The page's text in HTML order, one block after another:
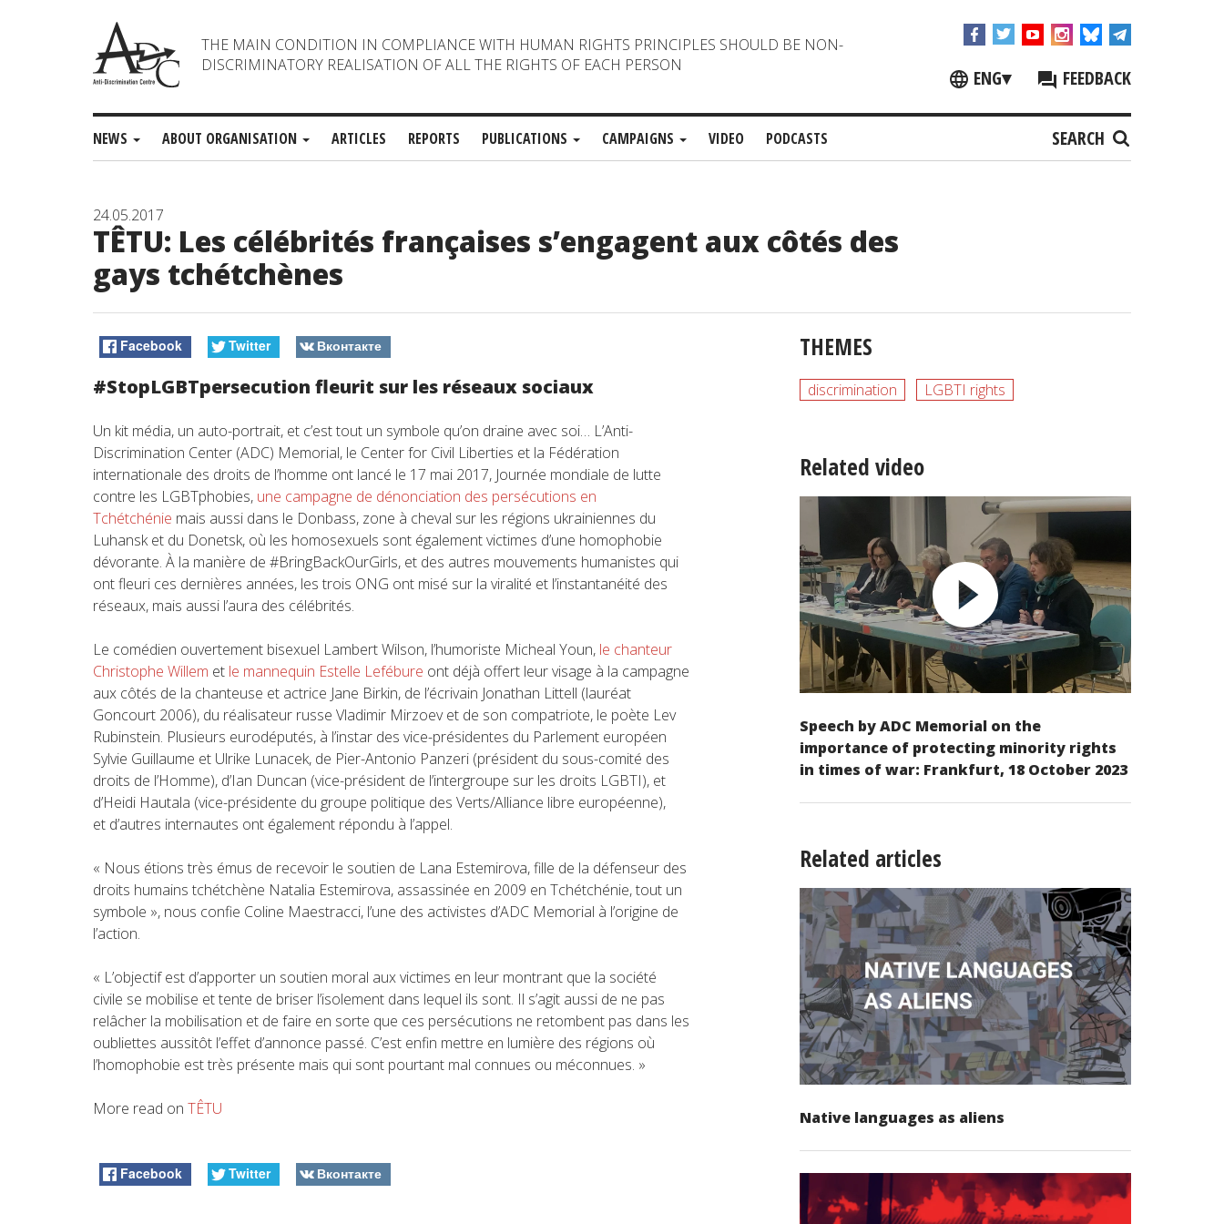
THE MAIN CONDITION IN COMPLIANCE WITH HUMAN RIGHTS PRINCIPLES SHOULD BE NON-
DISCRIMINATORY REALISATION OF ALL THE RIGHTS OF EACH PERSON
ENG▾ FEEDBACK
NEWS ABOUT ORGANISATION ARTICLES REPORTS PUBLICATIONS CAMPAIGNS VIDEO PODCASTS SEARCH
24.05.2017
TÊTU: Les célébrités françaises s’engagent aux côtés des
gays tchétchènes
Facebook Twitter Вконтакте
#StopLGBTpersecution fleurit sur les réseaux sociaux
Un kit média, un auto-portrait, et c’est tout un symbole qu’on draine avec soi… L’Anti-
Discrimination Center (ADC) Memorial, le Center for Civil Liberties et la Fédération
internationale des droits de l’homme ont lancé le 17 mai 2017, Journée mondiale de lutte
contre les LGBTphobies, une campagne de dénonciation des persécutions en
Tchétchénie mais aussi dans le Donbass, zone à cheval sur les régions ukrainiennes du
Luhansk et du Donetsk, où les homosexuels sont également victimes d’une homophobie
dévorante. À la manière de #BringBackOurGirls, et des autres mouvements humanistes qui
ont fleuri ces dernières années, les trois ONG ont misé sur la viralité et l’instantanéité des
réseaux, mais aussi l’aura des célébrités.
Le comédien ouvertement bisexuel Lambert Wilson, l’humoriste Micheal Youn, le chanteur
Christophe Willem et le mannequin Estelle Lefébure ont déjà offert leur visage à la campagne
aux côtés de la chanteuse et actrice Jane Birkin, de l’écrivain Jonathan Littell (lauréat
Goncourt 2006), du réalisateur russe Vladimir Mirzoev et de son compatriote, le poète Lev
Rubinstein. Plusieurs eurodéputés, à l’instar des vice-présidentes du Parlement européen
Sylvie Guillaume et Ulrike Lunacek, de Pier-Antonio Panzeri (président du sous-comité des
droits de l’Homme), d’Ian Duncan (vice-président de l’intergroupe sur les droits LGBTI), et
d’Heidi Hautala (vice-présidente du groupe politique des Verts/Alliance libre européenne),
et d’autres internautes ont également répondu à l’appel.
« Nous étions très émus de recevoir le soutien de Lana Estemirova, fille de la défenseur des
droits humains tchétchène Natalia Estemirova, assassinée en 2009 en Tchétchénie, tout un
symbole », nous confie Coline Maestracci, l’une des activistes d’ADC Memorial à l’origine de
l’action.
« L’objectif est d’apporter un soutien moral aux victimes en leur montrant que la société
civile se mobilise et tente de briser l’isolement dans lequel ils sont. Il s’agit aussi de ne pas
relâcher la mobilisation et de faire en sorte que ces persécutions ne retombent pas dans les
oubliettes aussitôt l’effet d’annonce passé. C’est enfin mettre en lumière des régions où
l’homophobie est très présente mais qui sont pourtant mal connues ou méconnues. »
More read on TÊTU
Facebook Twitter Вконтакте
THEMES
discrimination LGBTI rights
Related video
Speech by ADC Memorial on the
importance of protecting minority rights
in times of war: Frankfurt, 18 October 2023
Related articles
Native languages as aliens